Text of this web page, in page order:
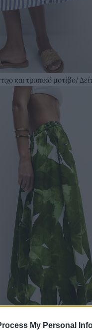
My Personal
και τροπικό μοτίβο/